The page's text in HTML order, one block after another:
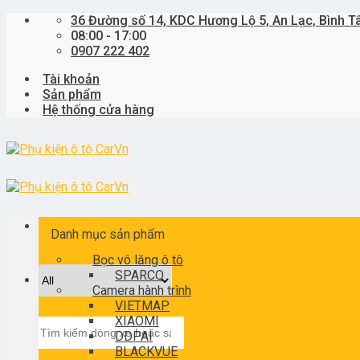
Skip
36 Đường số 14, KDC Hương Lộ 5, An Lạc, Bình
08:00 - 17:00
0907 222 402
Tài khoản
Sản phẩm
Hệ thống cửa hàng
kiếm:
Danh mục sản phẩm
Bọc vô lăng ô tô
SPARCO
Camera hành trình
VIETMAP
XIAOMI
DDPAI
BLACKVUE